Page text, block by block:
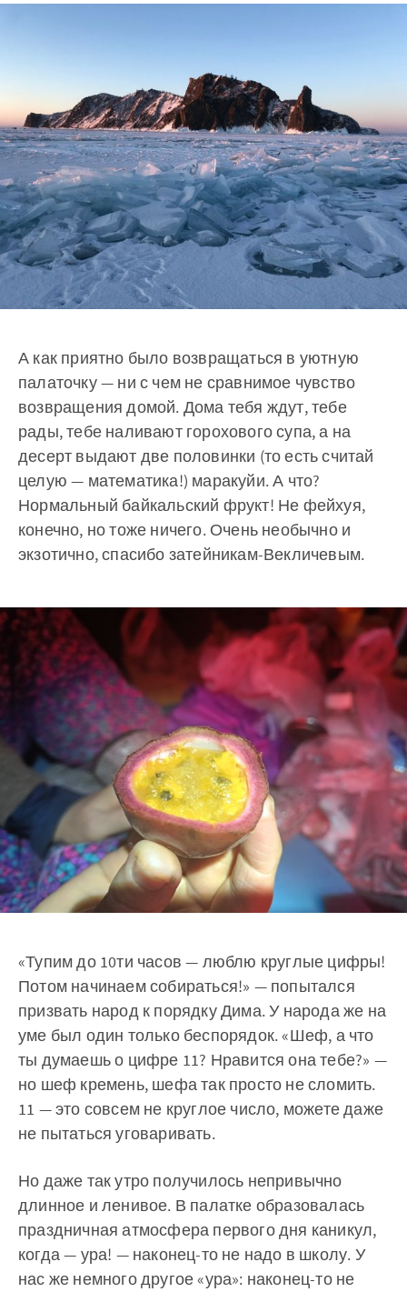
А как приятно было возвращаться в уютную
палаточку — ни с чем не сравнимое чувство
возвращения домой. Дома тебя ждут, тебе
рады, тебе наливают горохового супа, а на
десерт выдают две половинки (то есть считай
целую — математика!) маракуйи. А что?
Нормальный байкальский фрукт! Не фейхуя,
конечно, но тоже ничего. Очень необычно и
экзотично, спасибо затейникам-Векличевым.
«Тупим до 10ти часов — люблю круглые цифры!
Потом начинаем собираться!» — попытался
призвать народ к порядку Дима. У народа же на
уме был один только беспорядок. «Шеф, а что
ты думаешь о цифре 11? Нравится она тебе?» —
но шеф кремень, шефа так просто не сломить.
11 — это совсем не круглое число, можете даже
не пытаться уговаривать.
Но даже так утро получилось непривычно
длинное и ленивое. В палатке образовалась
праздничная атмосфера первого дня каникул,
когда — ура! — наконец-то не надо в школу. У
нас же немного другое «ура»: наконец-то не